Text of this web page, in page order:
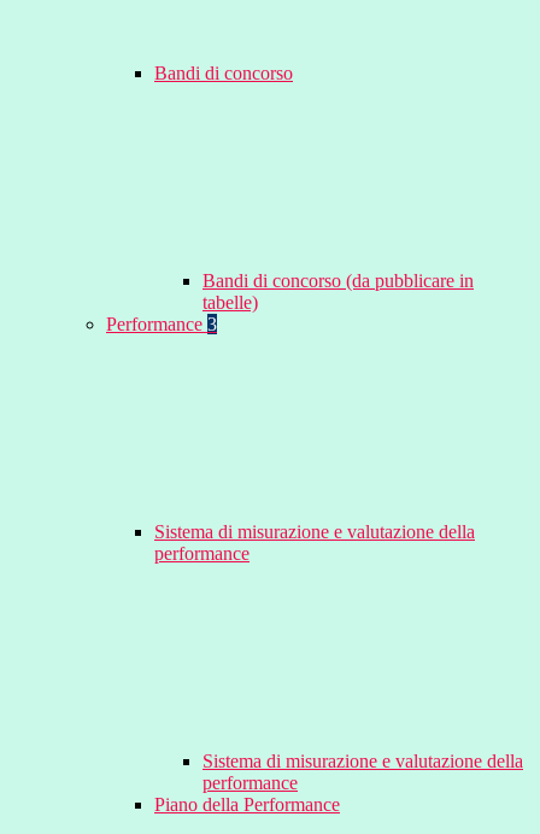
Bandi di concorso
Bandi di concorso (da pubblicare in
tabelle)
Performance 3
Sistema di misurazione e valutazione della
performance
Sistema di misurazione e valutazione della
performance
Piano della Performance